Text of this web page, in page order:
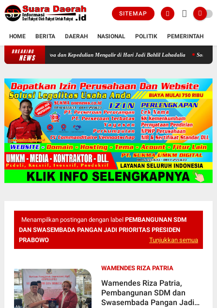
SITEMAP
HOME BERITA DAERAH NASIONAL POLITIK PEMERINTAH
BREAKING
NEWS Sukacita di Panti Yatim Muhammadiyah Sragen: Kala Doa dan
Menampilkan postingan dengan label PEMBANGUNAN SDM
DAN SWASEMBADA PANGAN JADI PRIORITAS PRESIDEN
PRABOWO
Tunjukkan semua
WAMENDES RIZA PATRIA
Wamendes Riza Patria,
Pembangunan SDM dan
Swasembada Pangan Jadi